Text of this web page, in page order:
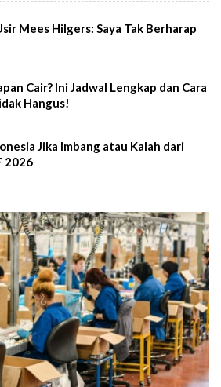
Mees Hilgers: Saya Tak Berharap
Cair? Ini Jadwal Lengkap dan Cara
Hangus!
Jika Imbang atau Kalah dari
2026